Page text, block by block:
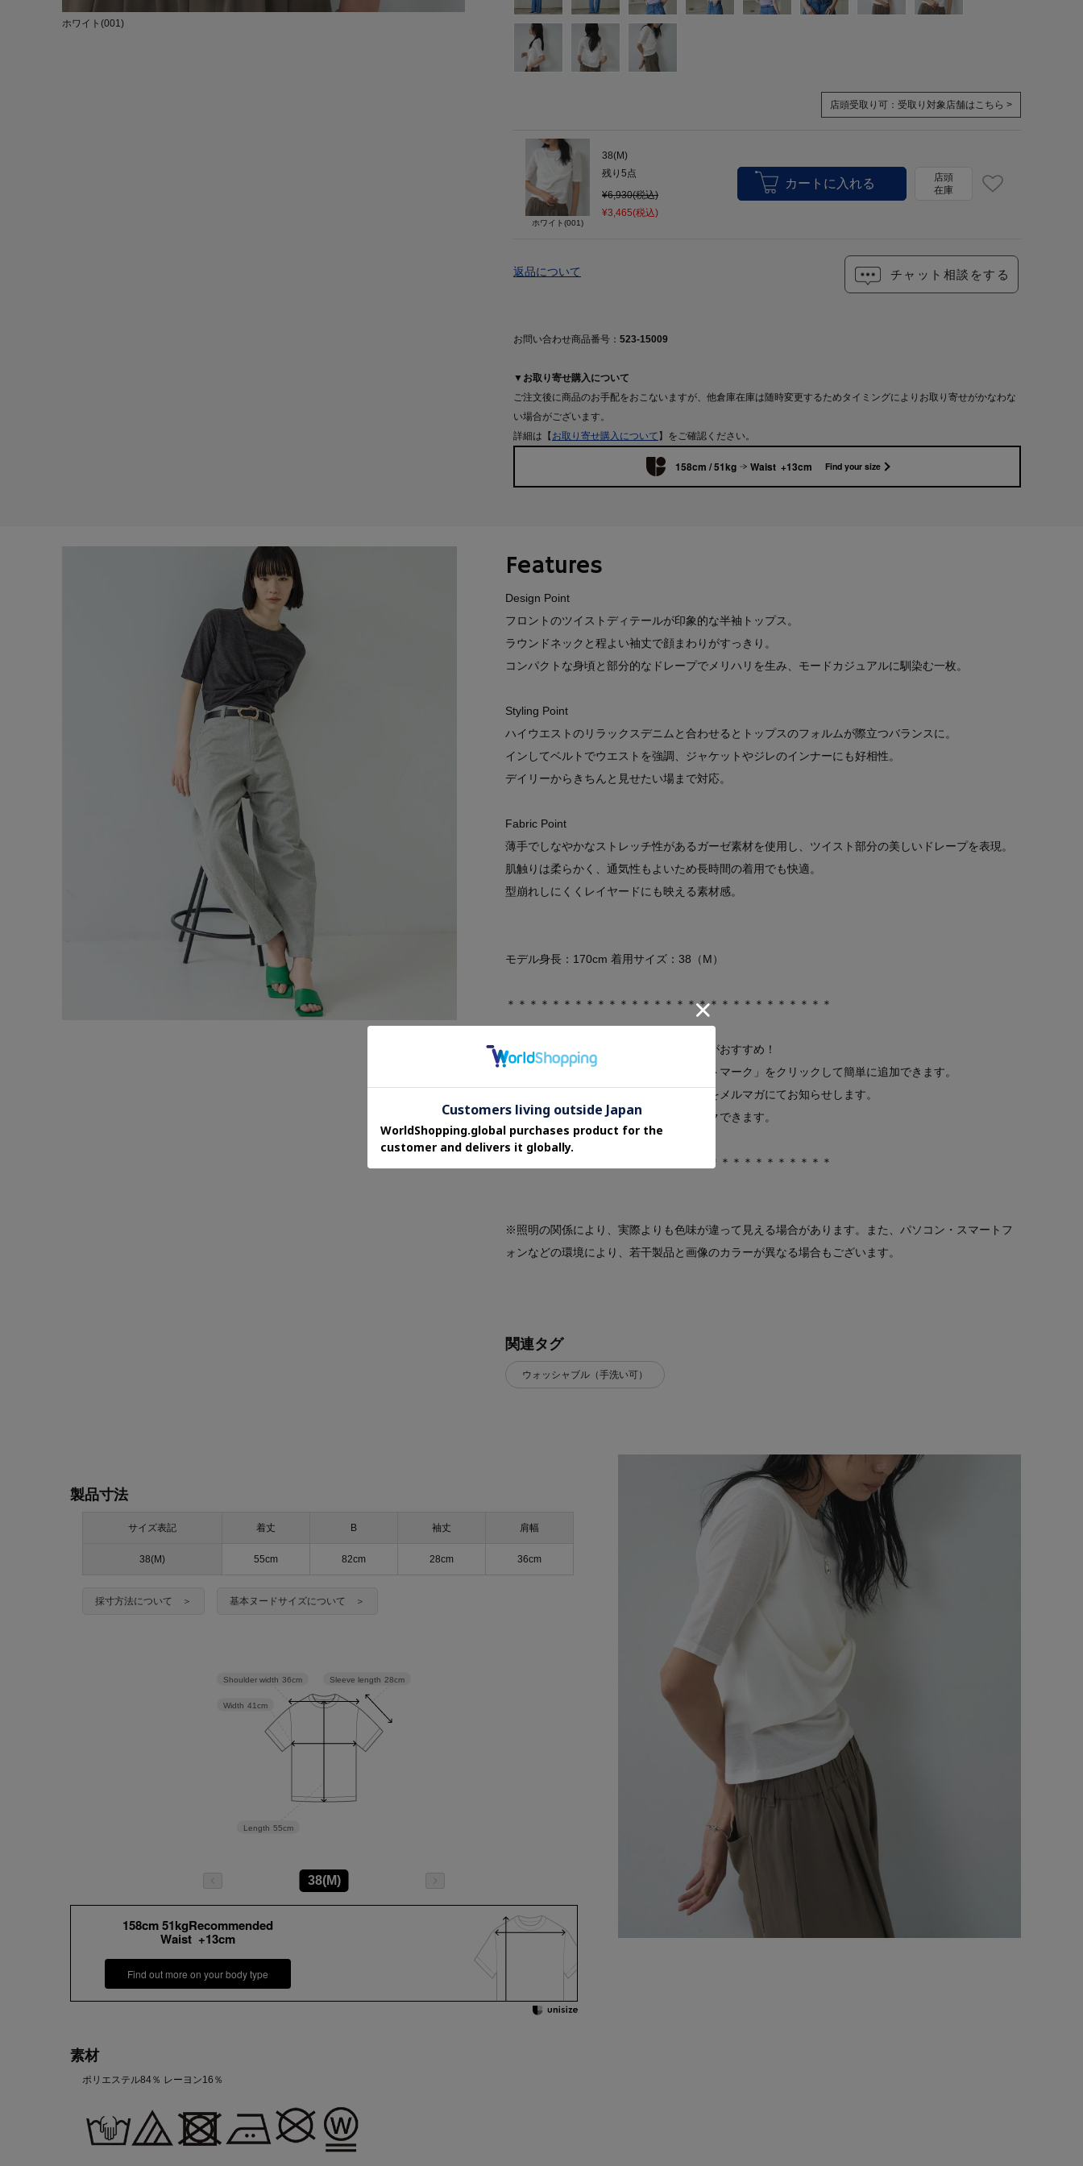
ホワイト(001)
店頭受取り可： 受取り対象店舗はこちら >
ホワイト(001)
38(M)
残り 5点
¥6,930(税込)
¥3,465(税込)
店頭
在庫
チャット相談をする
返品について
お問い合わせ商品番号： 523-15009
▼お取り寄せ購入について
ご注文後に商品のお手配をおこないますが、他倉庫在庫は随時変更するためタイミングによりお取り寄せがかなわな
い場合がございます。
詳細は【 お取り寄せ購入について 】をご確認ください。
158cm / 51kg Waist +13cm Find your size
Features
Design Point
フロントのツイストディテールが印象的な半袖トップス。
ラウンドネックと程よい袖丈で顔まわりがすっきり。
コンパクトな身頃と部分的なドレープでメリハリを生み、モードカジュアルに馴染む一枚。
Styling Point
ハイウエストのリラックスデニムと合わせるとトップスのフォルムが際立つバランスに。
インしてベルトでウエストを強調、ジャケットやジレのインナーにも好相性。
デイリーからきちんと見せたい場まで対応。
Fabric Point
薄手でしなやかなストレッチ性があるガーゼ素材を使用し、ツイスト部分の美しいドレープを表現。
肌触りは柔らかく、通気性もよいため長時間の着用でも快適。
型崩れしにくくレイヤードにも映える素材感。
モデル身長：170cm 着用サイズ：38（M）
＊＊＊＊＊＊＊＊＊＊＊＊＊＊＊＊＊＊＊＊＊＊＊＊＊＊＊＊＊
気になるアイテムは【お気に入り登録】がおすすめ！
気になるアイテムのページにある「ハートマーク」をクリックして簡単に追加できます。
登録すると、再入荷通知やお値下げ情報をメルマガにてお知らせします。
マイページにてお気に入り一覧もチェックできます。
＊＊＊＊＊＊＊＊＊＊＊＊＊＊＊＊＊＊＊＊＊＊＊＊＊＊＊＊＊
※照明の関係により、実際よりも色味が違って見える場合があります。また、パソコン・スマートフ
ォンなどの環境により、若干製品と画像のカラーが異なる場合もございます。
関連タグ
ウォッシャブル（手洗い可）
製品寸法
サイズ表記 着丈 B 袖丈 肩幅
38(M) 55cm 82cm 28cm 36cm
採寸方法について ＞ 基本ヌードサイズについて ＞
Sleeve length 28cm
Length 55cm
Width 41cm
Shoulder width 36cm
38(M)
158cm 51kgRecommended
Waist +13cm
Find out more on your body type
素材
ポリエステル84％ レーヨン16％